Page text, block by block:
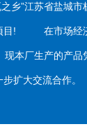
”江苏省盐城
目! 在市场经
生产的产品
步扩大交流合作